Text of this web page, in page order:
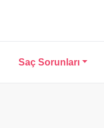
Saç Sorunları